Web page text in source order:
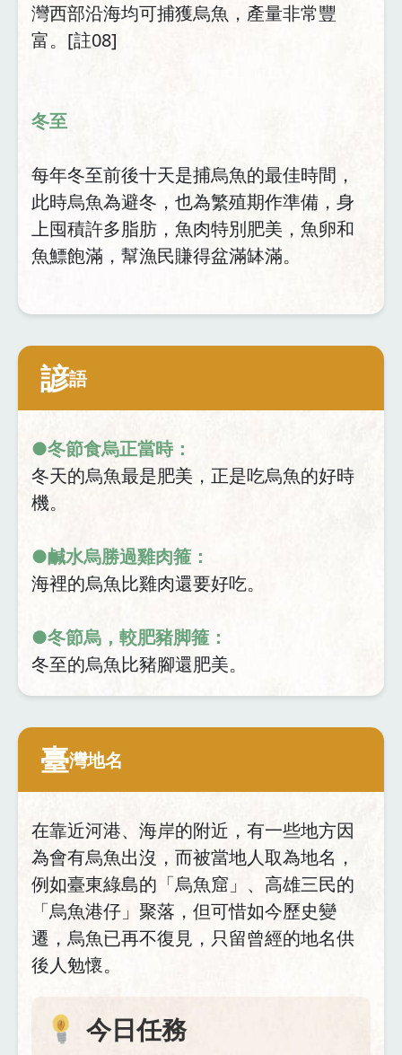
灣西部沿海均可捕獲烏魚，產量非常豐
富。[註08]
冬至
每年冬至前後十天是捕烏魚的最佳時間，
此時烏魚為避冬，也為繁殖期作準備，身
上囤積許多脂肪，魚肉特別肥美，魚卵和
魚鰾飽滿，幫漁民賺得盆滿缽滿。
諺語
●冬節食烏正當時：
冬天的烏魚最是肥美，正是吃烏魚的好時
機。
●鹹水烏勝過雞肉箍：
海裡的烏魚比雞肉還要好吃。
●冬節烏，較肥豬脚箍：
冬至的烏魚比豬腳還肥美。
臺灣地名
在靠近河港、海岸的附近，有一些地方因
為會有烏魚出沒，而被當地人取為地名，
例如臺東綠島的「烏魚窟」、高雄三民的
「烏魚港仔」聚落，但可惜如今歷史變
遷，烏魚已再不復見，只留曾經的地名供
後人勉懷。
今日任務